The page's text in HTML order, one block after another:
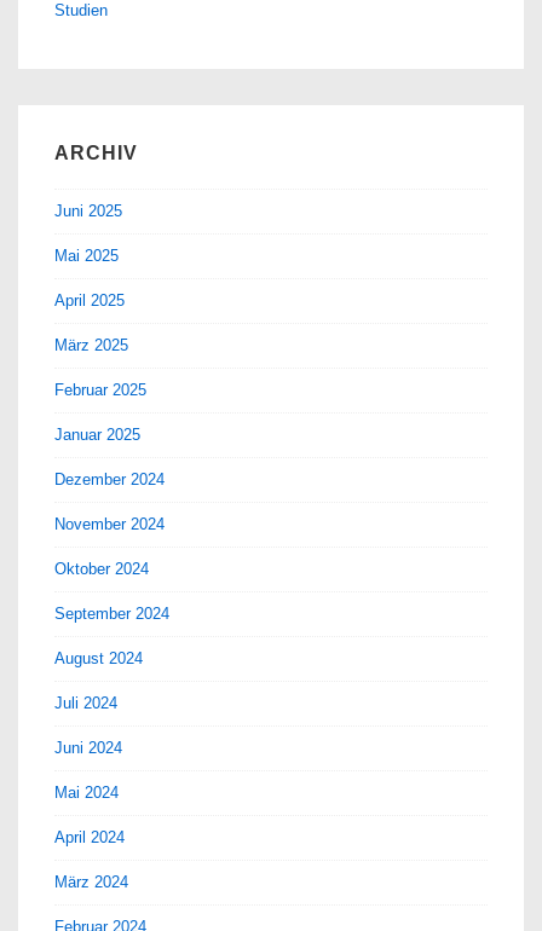
Studien
ARCHIV
Juni 2025
Mai 2025
April 2025
März 2025
Februar 2025
Januar 2025
Dezember 2024
November 2024
Oktober 2024
September 2024
August 2024
Juli 2024
Juni 2024
Mai 2024
April 2024
März 2024
Februar 2024